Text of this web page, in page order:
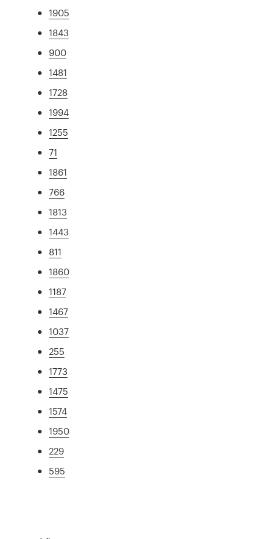
1905
1843
900
1481
1728
1994
1255
71
1861
766
1813
1443
811
1860
1187
1467
1037
255
1773
1475
1574
1950
229
595